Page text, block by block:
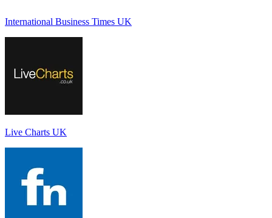
International Business Times UK
Live Charts UK